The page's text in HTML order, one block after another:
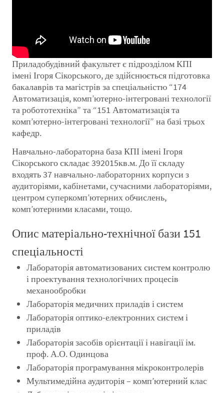
Приладобудівний факультет є підрозділом КПІ
імені Ігоря Сікорського, де здійснюється підготовка
бакалаврів та магістрів за спеціальністю “174
Автоматизація, комп’ютерно-інтегровані технології
та робототехніка” та “151 Автоматизація та
комп’ютерно-інтегровані технології” на базі трьох
кафедр.
Навчально-лабораторна база КПІ імені Ігоря
Сікорського складає 392015кв.м. До її складу
входять 37 навчально-лабораторних корпуси з
аудиторіями, кабінетами, сучасними лабораторіями,
центром суперкомп’ютерних обчислень,
комп’ютерними класами, тощо.
Опис матеріально-технічної бази 151
спеціальності
Лабораторія автоматизованих систем контролю
і проектування технологічних процесів
механообробки
Лабораторія медичних приладів і систем
Лабораторія оптико-електронних систем і
приладів
Лабораторія засобів орієнтації і навігації ім.
проф. А.О. Одинцова
Лабораторія програмування мікроконтролерів
Мультимедійна аудиторія – комп’ютерний клас